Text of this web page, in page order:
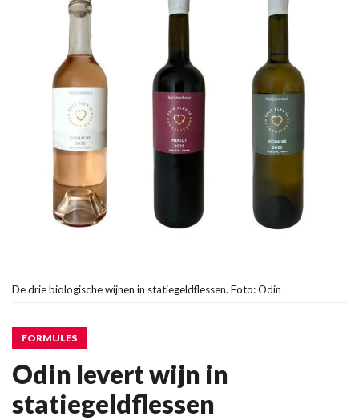
De drie biologische wijnen in statiegeldflessen. Foto: Odin
FORMULES
Odin levert wijn in
statiegeldflessen